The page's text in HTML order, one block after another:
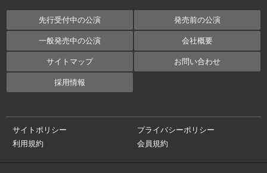
先行受付中の公演 発売前の公演
一般発売中の公演 会社概要
サイトマップ お問い合わせ
採用情報
サイトポリシー
プライバシーポリシー
利用規約
会員規約